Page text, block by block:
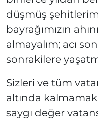
düşmüş
bayrağımızın
almayalım; acı
sonrakilere
Sizleri ve tüm
altında kalmamak
saygı değer